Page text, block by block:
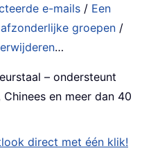
e-mails / Een
groepen /
…
– ondersteunt
Chinees en meer dan 40
direct met één klik!